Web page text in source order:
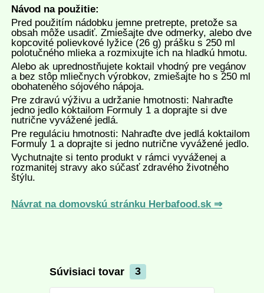
Návod na použitie:
Pred použitím nádobku jemne pretrepte, pretože sa
obsah môže usadiť. Zmiešajte dve odmerky, alebo dve
kopcovité polievkové lyžice (26 g) prášku s 250 ml
polotučného mlieka a rozmixujte ich na hladkú hmotu.
Alebo ak uprednostňujete koktail vhodný pre vegánov
a bez stôp mliečnych výrobkov, zmiešajte ho s 250 ml
obohateného sójového nápoja.
Pre zdravú výživu a udržanie hmotnosti: Nahraďte
jedno jedlo koktailom Formuly 1 a doprajte si dve
nutrične vyvážené jedlá.
Pre reguláciu hmotnosti: Nahraďte dve jedlá koktailom
Formuly 1 a doprajte si jedno nutrične vyvážené jedlo.
Vychutnajte si tento produkt v rámci vyváženej a
rozmanitej stravy ako súčasť zdravého životného
štýlu.
Návrat na domovskú stránku Herbafood.sk ⇒
Súvisiaci tovar 3